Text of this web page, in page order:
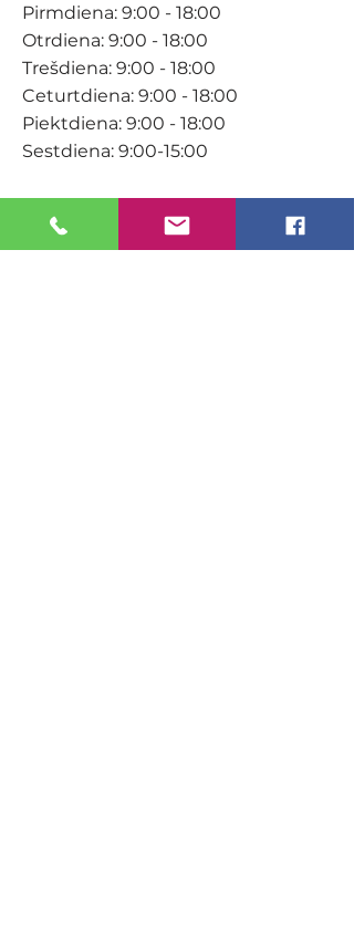
Pirmdiena: 9:00 - 18:00
Otrdiena: 9:00 - 18:00
Trešdiena: 9:00 - 18:00
Ceturtdiena: 9:00 - 18:00
Piektdiena: 9:00 - 18:00
Sestdiena: 9:00-15:00
KONTAKTI